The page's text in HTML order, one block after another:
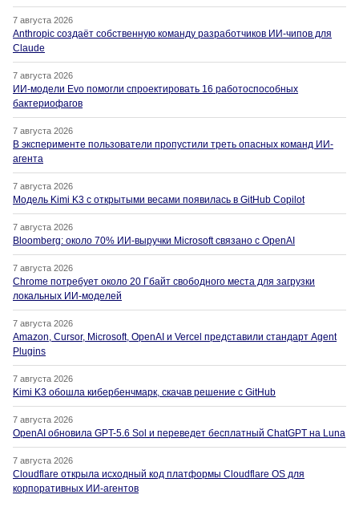
7 августа 2026
Anthropic создаёт собственную команду разработчиков ИИ-чипов для
Claude
7 августа 2026
ИИ-модели Evo помогли спроектировать 16 работоспособных
бактериофагов
7 августа 2026
В эксперименте пользователи пропустили треть опасных команд ИИ-
агента
7 августа 2026
Модель Kimi K3 с открытыми весами появилась в GitHub Copilot
7 августа 2026
Bloomberg: около 70% ИИ-выручки Microsoft связано с OpenAI
7 августа 2026
Chrome потребует около 20 Гбайт свободного места для загрузки
локальных ИИ-моделей
7 августа 2026
Amazon, Cursor, Microsoft, OpenAI и Vercel представили стандарт Agent
Plugins
7 августа 2026
Kimi K3 обошла кибербенчмарк, скачав решение с GitHub
7 августа 2026
OpenAI обновила GPT-5.6 Sol и переведет бесплатный ChatGPT на Luna
7 августа 2026
Cloudflare открыла исходный код платформы Cloudflare OS для
корпоративных ИИ-агентов